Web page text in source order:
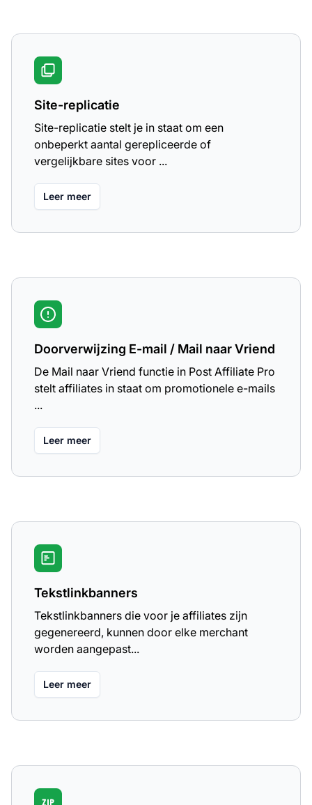
Site-replicatie
Site-replicatie stelt je in staat om een
onbeperkt aantal gerepliceerde of
vergelijkbare sites voor ...
Leer meer
Doorverwijzing E-mail / Mail naar Vriend
De Mail naar Vriend functie in Post Affiliate Pro
stelt affiliates in staat om promotionele e-mails
...
Leer meer
Tekstlinkbanners
Tekstlinkbanners die voor je affiliates zijn
gegenereerd, kunnen door elke merchant
worden aangepast...
Leer meer